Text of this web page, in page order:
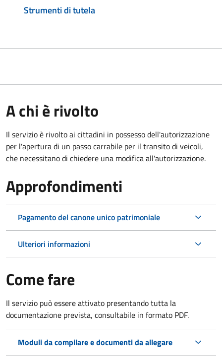
Strumenti di tutela
A chi è rivolto
Il servizio è rivolto ai cittadini in possesso dell'autorizzazione
per l'apertura di un passo carrabile per il transito di veicoli,
che necessitano di chiedere una modifica all'autorizzazione.
Approfondimenti
Pagamento del canone unico patrimoniale
Ulteriori informazioni
Come fare
Il servizio può essere attivato presentando tutta la
documentazione prevista, consultabile in formato PDF.
Moduli da compilare e documenti da allegare